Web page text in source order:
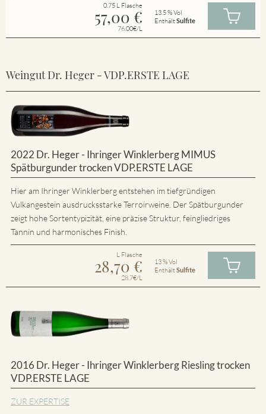
0.75 L Flasche
57,00 €
76.00€/L
13.5 % Vol
EnthältSulfite
Weingut Dr. Heger - VDP.ERSTE LAGE
2022 Dr. Heger - Ihringer Winklerberg MIMUS
Spätburgunder trocken VDP.ERSTE LAGE
Hier am Ihringer Winklerberg entstehen im tiefgründigen
Vulkangestein ausdrucksstarke Terroirweine. Der Spätburgunder
zeigt hohe Sortentypizität, eine präzise Struktur, feingliedriges
Tannin und harmonisches Finish.
L Flasche
28,70 €
28.7€/L
13 % Vol
EnthältSulfite
2016 Dr. Heger - Ihringer Winklerberg Riesling trocken
VDP.ERSTE LAGE
ZUR EXPERTISE